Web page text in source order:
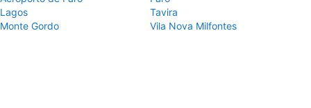
Lagos
Tavira
Monte Gordo
Vila Nova Milfontes